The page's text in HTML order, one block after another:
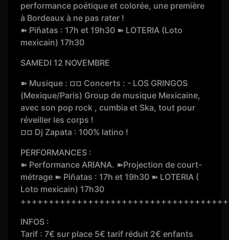
performance poétique et colorée, une première
à Bordeaux à ne pas rater !
➽ Piñatas : 17h et 19h30 ➽ LOTERIA (Loto
mexicain) 17h30
SAMEDI 12 NOVEMBRE
➽ Musique : ¤¤ Concerts : - LOS GRINGOS
(Mexique/Paris) Group de musique Mexicaine,
avec son pop rock , cumbia et Ska, tout pour
réveiller les corps !
¤¤ Dj Zapata : 100% latino !
PERFORMANCES :
➽ Performance ARIANA. ➽Projection de court-
métrage ➽ Piñatas : 17h et 19h30 ➽ LOTERIA (
Loto mexicain) 17h30
INFOS :
Tarif : 7€ sur place 5€ tarif réduit 2€ enfants